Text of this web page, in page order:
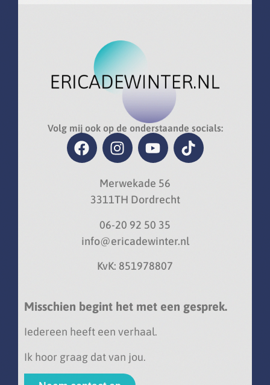
Volg mij ook op de onderstaande socials:
Merwekade 56
3311TH Dordrecht
06-20 92 50 35
info@ericadewinter.nl
KvK: 851978807
Misschien begint het met een gesprek.
Iedereen heeft een verhaal.
Ik hoor graag dat van jou.